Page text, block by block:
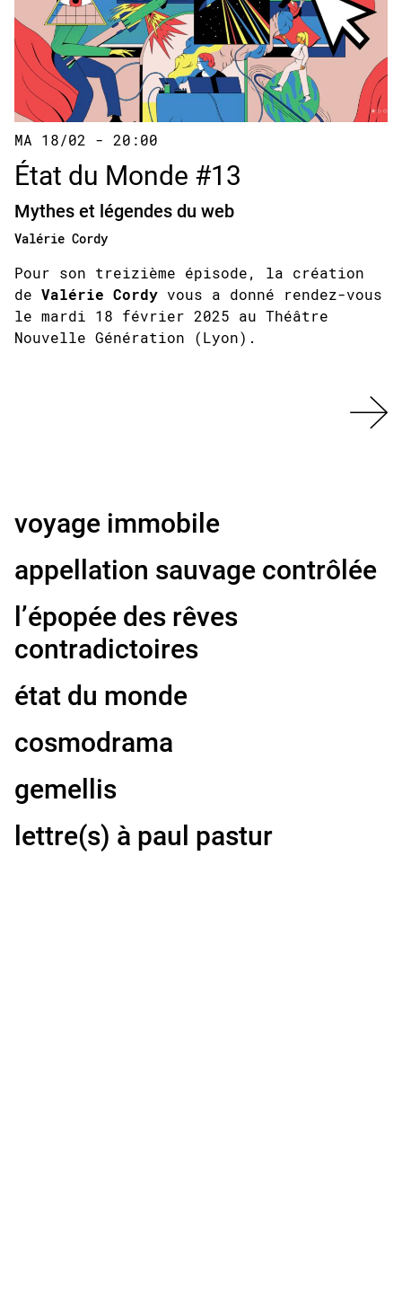
MA 18/02 - 20:00
État du Monde #13
Mythes et légendes du web
Valérie Cordy
Pour son treizième épisode, la création
de Valérie Cordy vous a donné rendez-vous
le mardi 18 février 2025 au Théâtre
Nouvelle Génération (Lyon).
voyage immobile
appellation sauvage contrôlée
l’épopée des rêves
contradictoires
état du monde
cosmodrama
gemellis
lettre(s) à paul pastur